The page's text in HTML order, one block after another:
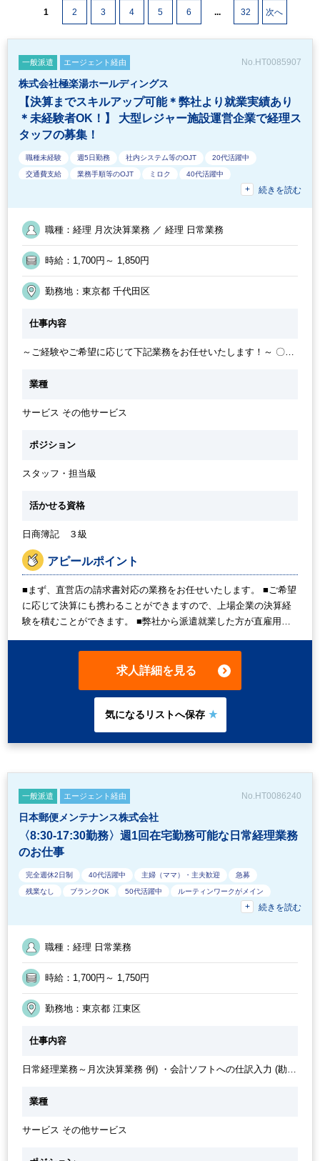
1 2 3 4 5 6 ... 32 次へ
一般派遣 エージェント経由 No.HT0085907
株式会社極楽湯ホールディングス
【決算までスキルアップ可能＊弊社より就業実績あり
＊未経験者OK！】 大型レジャー施設運営企業で経理ス
タッフの募集！
職種未経験 週5日勤務 社内システム等のOJT 20代活躍中
交通費支給 業務手順等のOJT ミロク 40代活躍中
オフィスが禁煙 急募 業界知識・専門用語等のOJT 第二新卒応援
英語力不要
続きを読む
職種：経理 月次決算業務 ／ 経理 日常業務
時給：1,700円～ 1,850円
勤務地：東京都 千代田区
仕事内容
～ご経験やご希望に応じて下記業務をお任せいたします！～ 〇店
決算業務、開示業務手続き 〇税理士法人・監査法人対応のアシス
タント 〇庶務（書類管理、コピー、メール、郵送）
業種
サービス その他サービス
ポジション
スタッフ・担当級
活かせる資格
日商簿記 ３級
アピールポイント
■まず、直営店の請求書対応の業務をお任せいたします。 ■ご希望
に応じて決算にも携わることができますので、上場企業の決算経
験を積むことができます。 ■弊社から派遣就業した方が直雇用へ
経験者1,700円となります。
求人詳細を見る
一般派遣 エージェント経由 No.HT0086240
日本郵便メンテナンス株式会社
〈8:30-17:30勤務〉週1回在宅勤務可能な日常経理業務
のお仕事
完全週休2日制 40代活躍中 主婦（ママ）・主夫歓迎 急募
残業なし ブランクOK 50代活躍中 ルーティンワークがメイン
駅から徒歩5分以内 オフィスが禁煙 土日祝休み 交通費支給
時短勤務の相談OK
続きを読む
職種：経理 日常業務
時給：1,700円～ 1,750円
勤務地：東京都 江東区
仕事内容
日常経理業務～月次決算業務 例) ・会計ソフトへの仕訳入力 (勘定
連業務
業種
サービス その他サービス